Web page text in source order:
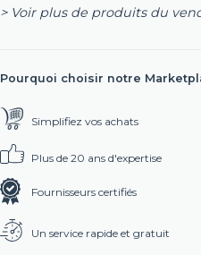
> Voir plus de produits du
Pourquoi choisir notre
Simplifiez vos achats
Plus de 20 ans d'expertise
Fournisseurs certifiés
Un service rapide et gratuit